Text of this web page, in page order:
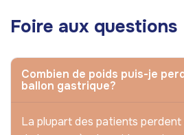
Foire aux questions
Combien de poids puis-je
ballon gastrique?
La plupart des patients perdent